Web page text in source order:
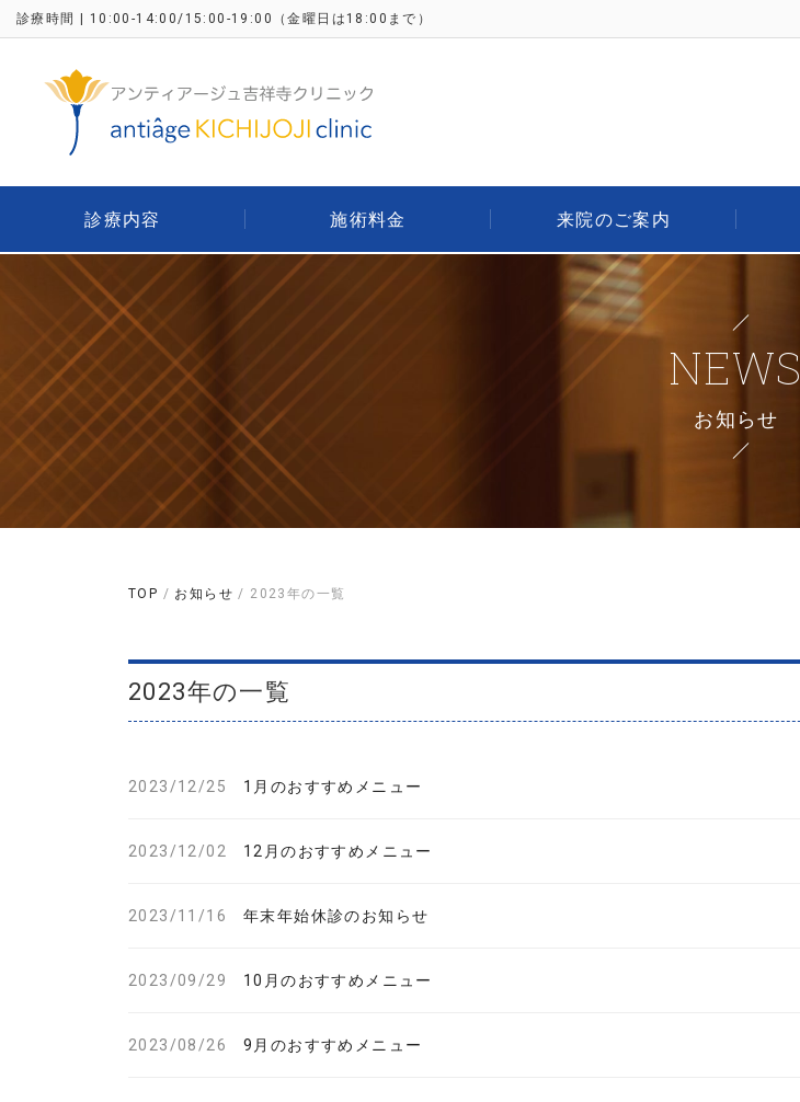
診療時間 | 10:00-14:00/15:00-19:00 （金曜日は18:00まで）
診療内容 施術料金 来院のご案内
NEWS
お知らせ
TOP / お知らせ / 2023年の一覧
2023年の一覧
2023/12/25 1月のおすすめメニュー
2023/12/02 12月のおすすめメニュー
2023/11/16 年末年始休診のお知らせ
2023/09/29 10月のおすすめメニュー
2023/08/26 9月のおすすめメニュー